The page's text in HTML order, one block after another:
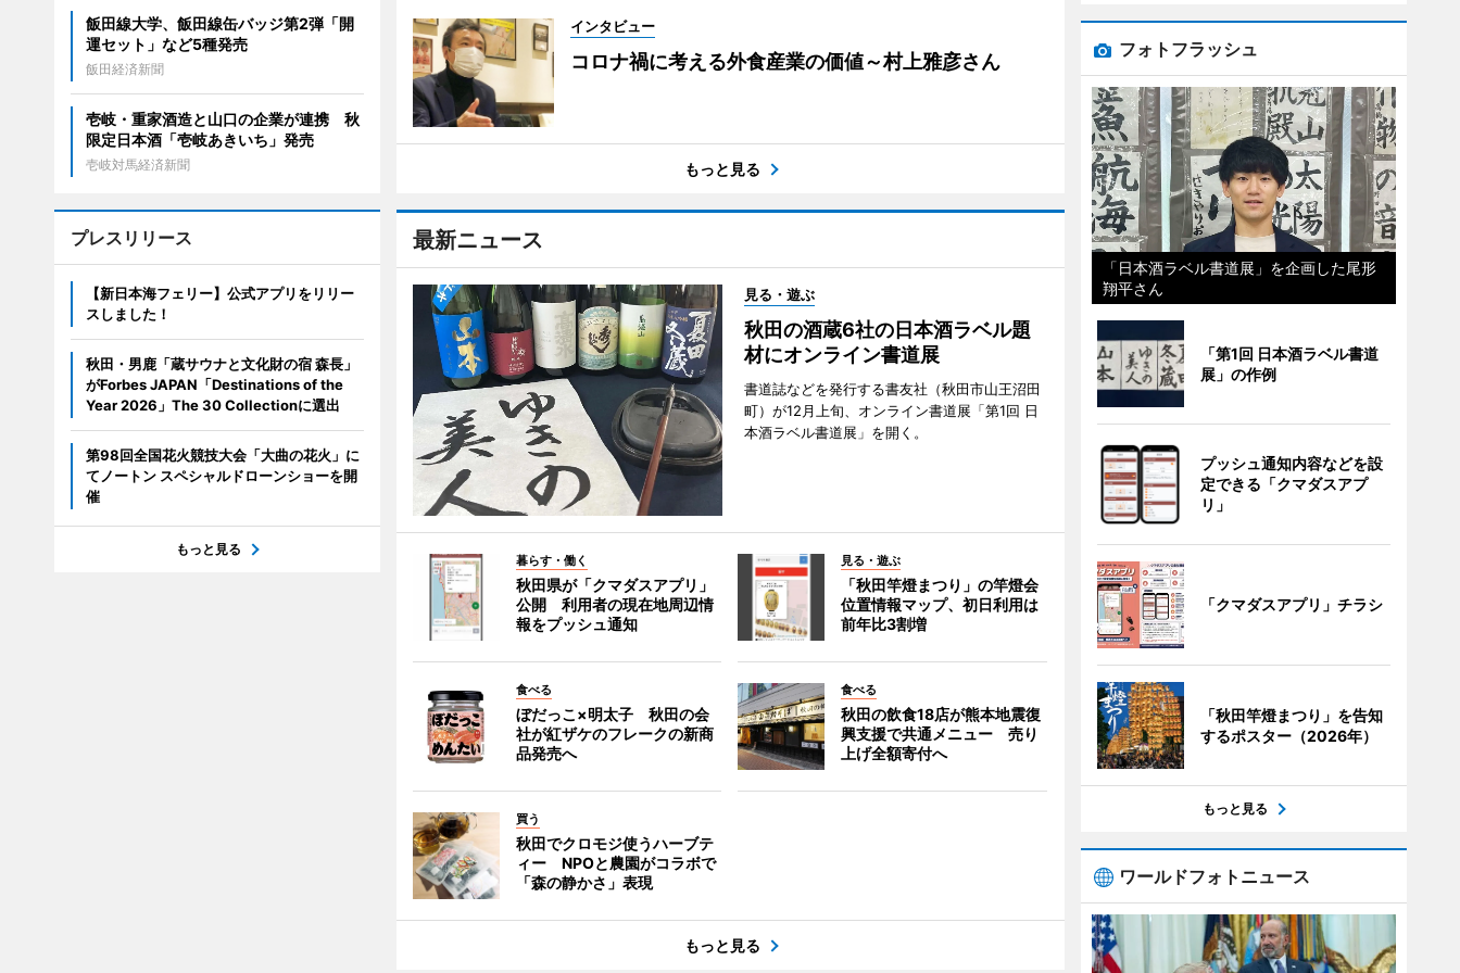
インタビュー
コロナ禍に考える外食産業の価値～村上雅彦さん
もっと見る
最新ニュース
見る・遊ぶ
秋田の酒蔵6社の日本酒ラベル題
材にオンライン書道展
書道誌などを発行する書友社（秋田市山王沼田
町）が12月上旬、オンライン書道展「第1回 日
本酒ラベル書道展」を開く。
暮らす・働く
秋田県が「クマダスアプリ」
公開 利用者の現在地周辺情
報をプッシュ通知
見る・遊ぶ
「秋田竿燈まつり」の竿燈会
位置情報マップ、初日利用は
前年比3割増
食べる
ぼだっこ×明太子 秋田の会
社が紅ザケのフレークの新商
品発売へ
食べる
秋田の飲食18店が熊本地震復
興支援で共通メニュー 売り
上げ全額寄付へ
買う
秋田でクロモジ使うハーブテ
ィー NPOと農園がコラボで
「森の静かさ」表現
もっと見る
飯田線大学、飯田線缶バッジ第2弾「開
運セット」など5種発売
飯田経済新聞
壱岐・重家酒造と山口の企業が連携 秋
限定日本酒「壱岐あきいち」発売
壱岐対馬経済新聞
プレスリリース
【新日本海フェリー】公式アプリをリリー
スしました！
秋田・男鹿「蔵サウナと文化財の宿 森長」
がForbes JAPAN「Destinations of the
Year 2026」The 30 Collectionに選出
第98回全国花火競技大会「大曲の花火」に
てノートン スペシャルドローンショーを開
催
もっと見る
フォトフラッシュ
「日本酒ラベル書道展」を企画した尾形
翔平さん
「第1回 日本酒ラベル書道
展」の作例
プッシュ通知内容などを設
定できる「クマダスアプ
リ」
「クマダスアプリ」チラシ
「秋田竿燈まつり」を告知
するポスター（2026年）
もっと見る
ワールドフォトニュース